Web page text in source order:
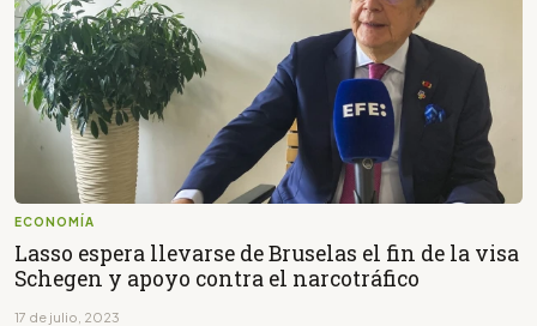
ECONOMÍA
Lasso espera llevarse de Bruselas el fin de la visa
Schegen y apoyo contra el narcotráfico
17 de julio, 2023